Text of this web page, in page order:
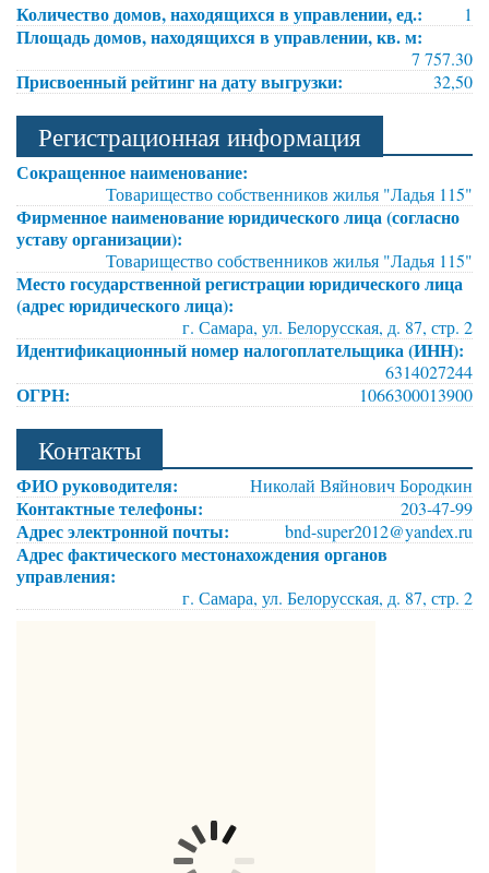
Количество домов, находящихся в управлении, ед.: 1
Площадь домов, находящихся в управлении, кв. м:
7 757.30
Присвоенный рейтинг на дату выгрузки: 32,50
Регистрационная информация
Сокращенное наименование:
Товарищество собственников жилья "Ладья 115"
Фирменное наименование юридического лица (согласно
уставу организации):
Товарищество собственников жилья "Ладья 115"
Место государственной регистрации юридического лица
(адрес юридического лица):
г. Самара, ул. Белорусская, д. 87, стр. 2
Идентификационный номер налогоплательщика (ИНН):
6314027244
ОГРН: 1066300013900
Контакты
ФИО руководителя: Николай Вяйнович Бородкин
Контактные телефоны: 203-47-99
Адрес электронной почты: bnd-super2012@yandex.ru
Адрес фактического местонахождения органов
управления:
г. Самара, ул. Белорусская, д. 87, стр. 2